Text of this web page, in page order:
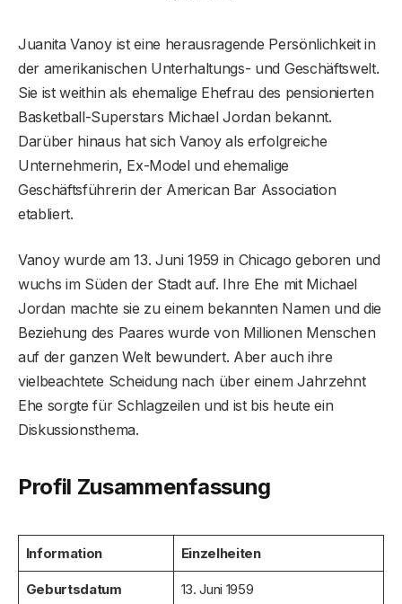
Juanita Vanoy ist eine herausragende Persönlichkeit in
der amerikanischen Unterhaltungs- und Geschäftswelt.
Sie ist weithin als ehemalige Ehefrau des pensionierten
Basketball-Superstars Michael Jordan bekannt.
Darüber hinaus hat sich Vanoy als erfolgreiche
Unternehmerin, Ex-Model und ehemalige
Geschäftsführerin der American Bar Association
etabliert.
Vanoy wurde am 13. Juni 1959 in Chicago geboren und
wuchs im Süden der Stadt auf. Ihre Ehe mit Michael
Jordan machte sie zu einem bekannten Namen und die
Beziehung des Paares wurde von Millionen Menschen
auf der ganzen Welt bewundert. Aber auch ihre
vielbeachtete Scheidung nach über einem Jahrzehnt
Ehe sorgte für Schlagzeilen und ist bis heute ein
Diskussionsthema.
Profil Zusammenfassung
Information Einzelheiten
Geburtsdatum 13. Juni 1959